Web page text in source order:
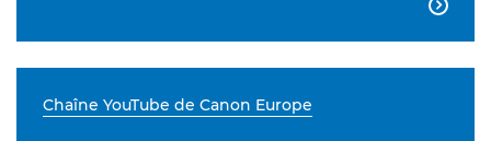

Chaîne YouTube de Canon Europe